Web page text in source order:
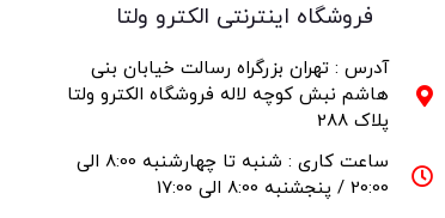
فروشگاه اینترنتی الکترو ولتا
آدرس : تهران بزرگراه رسالت خیابان بنی
هاشم نبش کوچه لاله فروشگاه الکترو ولتا
پلاک 288
ساعت کاری : شنبه تا چهارشنبه 8:00 الی
20:00 / پنجشنبه 8:00 الی 17:00